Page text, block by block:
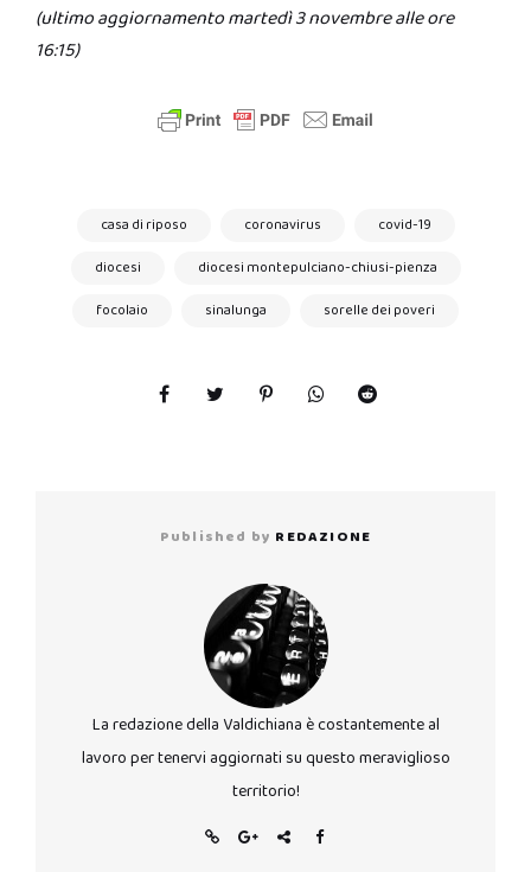
(ultimo aggiornamento martedì 3 novembre alle ore
16:15)
casa di riposo coronavirus
covid-19
diocesi
diocesi montepulciano-chiusi-pienza
focolaio
sinalunga sorelle dei poveri
Published by REDAZIONE
La redazione della Valdichiana è costantemente al
lavoro per tenervi aggiornati su questo meraviglioso
territorio!